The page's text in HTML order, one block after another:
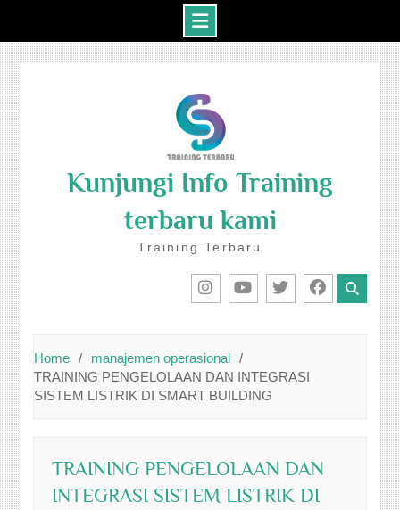
Kunjungi Info Training
terbaru kami
Training Terbaru
Home
manajemen operasional
TRAINING PENGELOLAAN DAN INTEGRASI
SISTEM LISTRIK DI SMART BUILDING
TRAINING PENGELOLAAN DAN
INTEGRASI SISTEM LISTRIK DI